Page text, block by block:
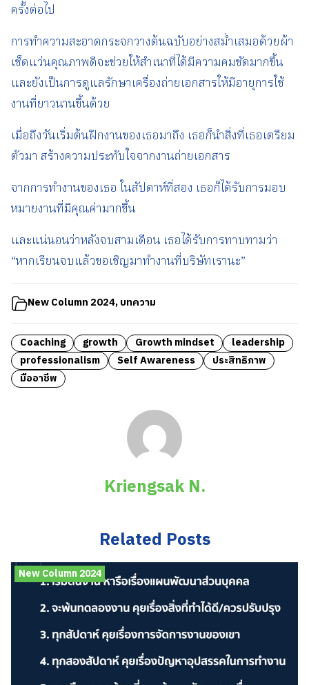
ครั้งต่อไป
การทำความสะอาดกระจกวางต้นฉบับอย่างสม่ำเสมอด้วยผ้า
เช็ดแว่นคุณภาพดีจะช่วยให้สำเนาที่ได้มีความคมชัดมากขึ้น
และยังเป็นการดูแลรักษาเครื่องถ่ายเอกสารให้มีอายุการใช้
งานที่ยาวนานขึ้นด้วย
เมื่อถึงวันเริ่มต้นฝึกงานของเธอมาถึง เธอก็นำสิ่งที่เธอเตรียม
ตัวมา สร้างความประทับใจจากงานถ่ายเอกสาร
จากการทำงานของเธอ ในสัปดาห์ที่สอง เธอก็ได้รับการมอบ
หมายงานที่มีคุณค่ามากขึ้น
และแน่นอนว่าหลังจบสามเดือน เธอได้รับการทาบทามว่า
“หากเรียนจบแล้วขอเชิญมาทำงานที่บริษัทเรานะ”
New Column 2024,บทความ
Coaching growth Growth mindset
leadership
professionalism
Self Awareness
ประสิทธิภาพ
มืออาชีพ
Kriengsak N.
Related Posts
New Column 2024